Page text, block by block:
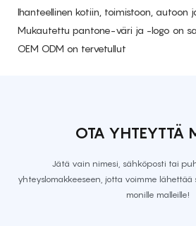
Ihanteellinen kotiin, toimistoon, autoon
Mukautettu pantone-väri ja -logo on
OEM ODM on tervetullut
OTA YHTEYTTÄ
Jätä vain nimesi, sähköposti tai
yhteyslomakkeeseen, jotta voimme lähettää
monille malleille!